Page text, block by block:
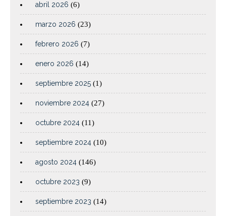
abril 2026 (6)
marzo 2026 (23)
febrero 2026 (7)
enero 2026 (14)
septiembre 2025 (1)
noviembre 2024 (27)
octubre 2024 (11)
septiembre 2024 (10)
agosto 2024 (146)
octubre 2023 (9)
septiembre 2023 (14)